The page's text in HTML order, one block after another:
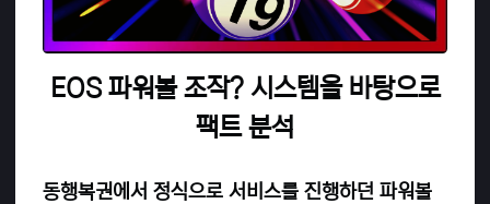
EOS 파워볼 조작? 시스템을 바탕으로
팩트 분석
동행복권에서 정식으로 서비스를 진행하던 파워볼